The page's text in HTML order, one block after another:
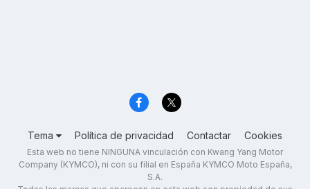
Tema Política de privacidad Contactar Cookies
Esta web no tiene NINGUNA vinculación con Kwang Yang Motor
Company (KYMCO), ni con su filial en España KYMCO Moto España,
S.A.